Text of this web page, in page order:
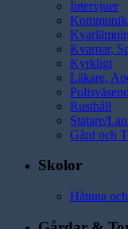
Intervjuer
Kvarnar,
Kyrkligt
Läkare,
Rusthåll
Statare/
Gård och
Skolor
Håtuna